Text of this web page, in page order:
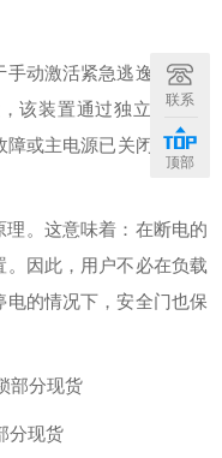
动激活紧急逃逸。安全
该装置通过独立的电源
或主电源已关闭的情况
。这意味着：在断电的
因此，用户不必在负载
的情况下，安全门也保
分现货‍
联系
顶部